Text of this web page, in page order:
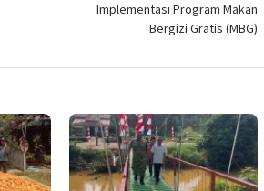
Implementasi Program Makan
Bergizi Gratis (MBG)